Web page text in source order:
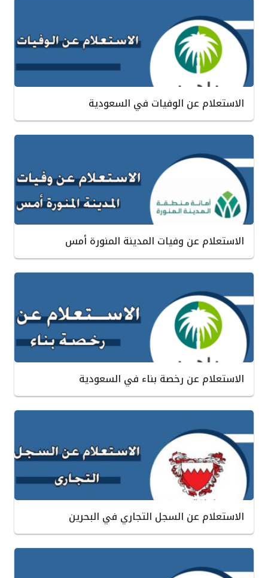
الاستعلام عن الوفيات في السعودية
الاستعلام عن وفيات المدينة المنورة أمس
الاستعلام عن رخصة بناء في السعودية
الاستعلام عن السجل التجاري في البحرين